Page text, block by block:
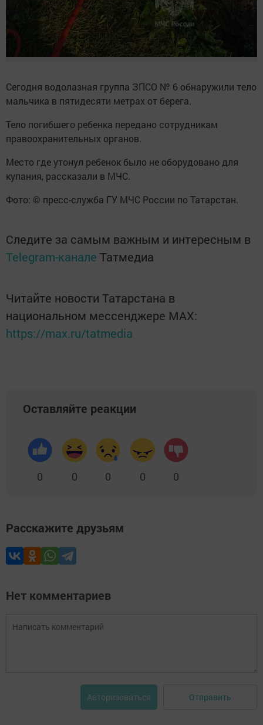
Сегодня водолазная группа ЗПСО № 6 обнаружили тело
мальчика в пятидесяти метрах от берега.
Тело погибшего ребенка передано сотрудникам
правоохранительных органов.
Место где утонул ребенок было не оборудовано для
купания, рассказали в МЧС.
Фото: © пресс-служба ГУ МЧС России по Татарстан.
Следите за самым важным и интересным в
Telegram-канале Татмедиа
Читайте новости Татарстана в
национальном мессенджере MАХ:
https://max.ru/tatmedia
Оставляйте реакции
0 0 0 0 0
Расскажите друзьям
Нет комментариев
Авторизоваться Отправить